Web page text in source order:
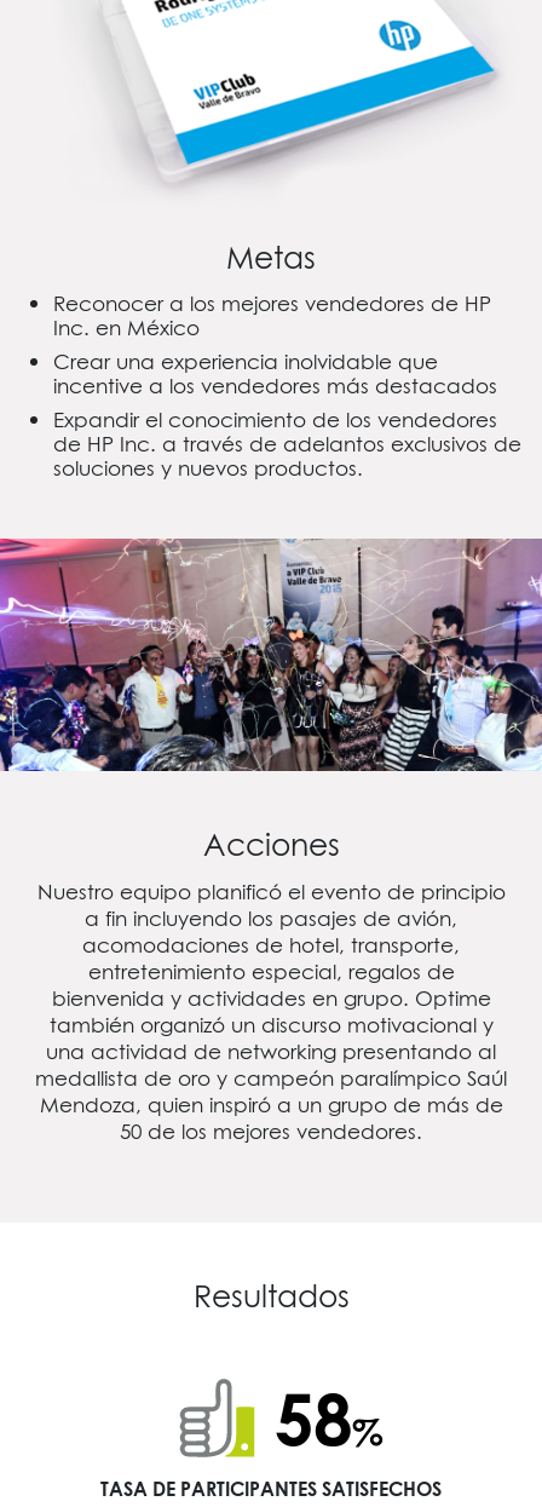
Metas
Reconocer a los mejores vendedores de HP
Inc. en México
Crear una experiencia inolvidable que
incentive a los vendedores más destacados
Expandir el conocimiento de los vendedores
de HP Inc. a través de adelantos exclusivos de
soluciones y nuevos productos.
Acciones
Nuestro equipo planificó el evento de principio
a fin incluyendo los pasajes de avión,
acomodaciones de hotel, transporte,
entretenimiento especial, regalos de
bienvenida y actividades en grupo. Optime
también organizó un discurso motivacional y
una actividad de networking presentando al
medallista de oro y campeón paralímpico Saúl
Mendoza, quien inspiró a un grupo de más de
50 de los mejores vendedores.
Resultados
75%
TASA DE PARTICIPANTES SATISFECHOS